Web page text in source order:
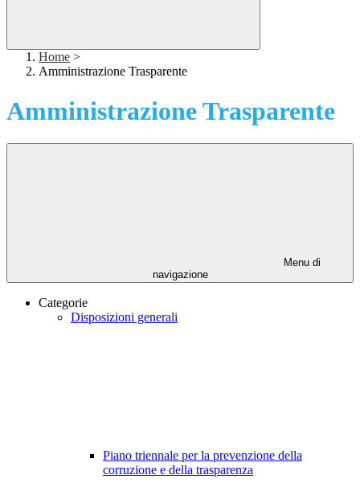
Home >
Amministrazione Trasparente
Amministrazione Trasparente
Menu di
navigazione
Categorie
Disposizioni generali
Piano triennale per la prevenzione della
corruzione e della trasparenza